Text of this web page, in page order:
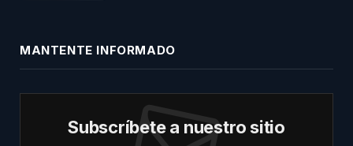
MANTENTE INFORMADO
Subscríbete a nuestro sitio